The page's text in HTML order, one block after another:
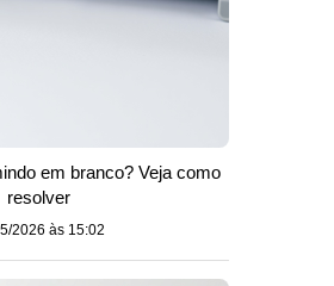
em branco? Veja como
resolver
2026 às 15:02